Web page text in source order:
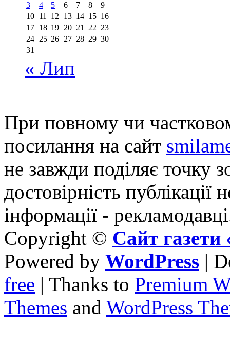
3
4 5 6 7 8
9
10 11 12 13 14 15 16
17 18 19 20 21 22 23
24 25 26 27 28 29 30
31
« Лип
При повному чи
посилання на сайт
не завжди поділяє точку
достовірність публікації
інформації -
Copyright © Сайт
Powered by WordPress |
free | Thanks to Premium
Themes and WordPress